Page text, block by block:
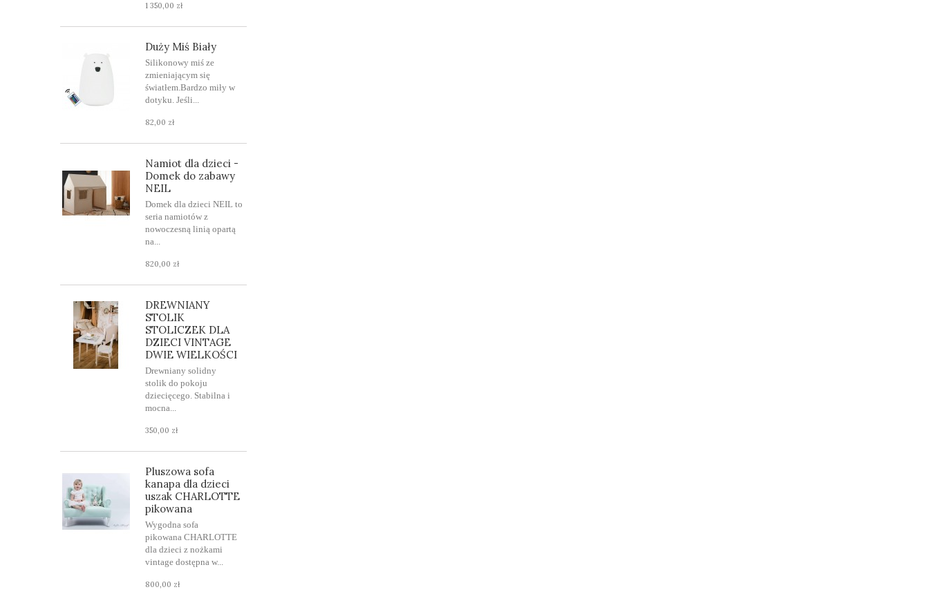
1 350,00 zł
Duży Miś Biały
Silikonowy miś ze
zmieniającym się
światłem.Bardzo miły w
dotyku. Jeśli...
82,00 zł
Namiot dla dzieci -
Domek do zabawy
NEIL
Domek dla dzieci NEIL to
seria namiotów z
nowoczesną linią opartą
na...
820,00 zł
DREWNIANY
STOLIK
STOLICZEK DLA
DZIECI VINTAGE
DWIE WIELKOŚCI
Drewniany solidny
stolik do pokoju
dziecięcego. Stabilna i
mocna...
350,00 zł
Pluszowa sofa
kanapa dla dzieci
uszak CHARLOTTE
pikowana
Wygodna sofa
pikowana CHARLOTTE
dla dzieci z nożkami
vintage dostępna w...
800,00 zł